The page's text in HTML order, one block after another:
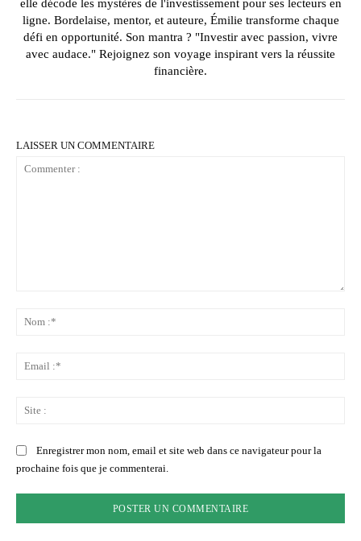
elle décode les mystères de l'investissement pour ses lecteurs en
ligne. Bordelaise, mentor, et auteure, Émilie transforme chaque
défi en opportunité. Son mantra ? "Investir avec passion, vivre
avec audace." Rejoignez son voyage inspirant vers la réussite
financière.
LAISSER UN COMMENTAIRE
Enregistrer mon nom, email et site web dans ce navigateur pour la
prochaine fois que je commenterai.